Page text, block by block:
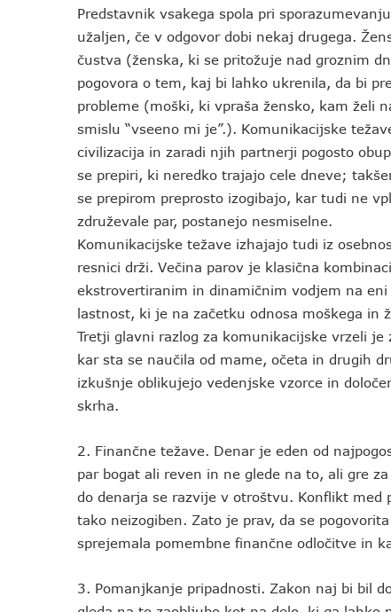
Predstavnik vsakega spola pri
užaljen, če v odgovor dobi nekaj drugega.
čustva (ženska, ki se pritožuje nad groznim
pogovora o tem, kaj bi lahko ukrenila, da bi
probleme (moški, ki vpraša žensko, kam želi
smislu “vseeno mi je”.). Komunikacijske
civilizacija in zaradi njih partnerji pogosto
se prepiri, ki neredko trajajo cele dneve;
se prepirom preprosto izogibajo, kar tudi ne
združevale par, postanejo nesmiselne.
Komunikacijske težave izhajajo tudi iz
resnici drži. Večina parov je klasična
ekstrovertiranim in dinamičnim vodjem na
lastnost, ki je na začetku odnosa moškega in
Tretji glavni razlog za komunikacijske vrzeli
kar sta se naučila od mame, očeta in drugih
izkušnje oblikujejo vedenjske vzorce in
skrha.
2. Finančne težave. Denar je eden od
par bogat ali reven in ne glede na to, ali gre
do denarja se razvije v otroštvu. Konflikt
tako neizogiben. Zato je prav, da se
sprejemala pomembne finančne odločitve in
3. Pomanjkanje pripadnosti. Zakon naj bi bil